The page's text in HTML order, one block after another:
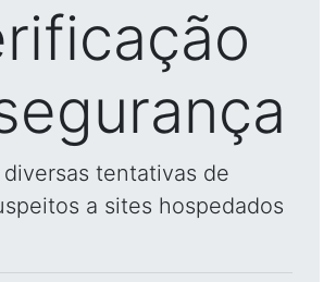
tentativas de
a sites hospedados